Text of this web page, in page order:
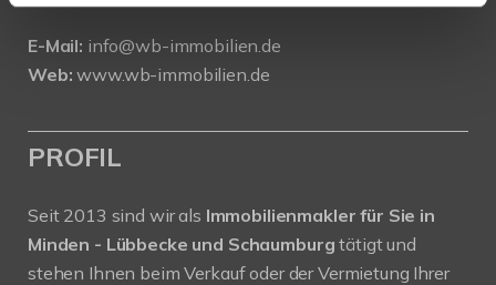
E-Mail: info@wb-immobilien.de
Web: www.wb-immobilien.de
PROFIL
Seit 2013 sind wir als Immobilienmakler für Sie in
Minden - Lübbecke und Schaumburgtätigt und
stehen Ihnen beim Verkauf oder der Vermietung Ihrer